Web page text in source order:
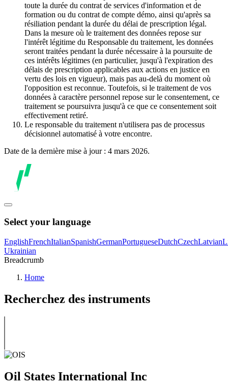
toute la durée du contrat de services d'information et de
formation ou du contrat de compte démo, ainsi qu'après sa
résiliation pendant la durée du délai de prescription légal.
Dans la mesure où le traitement des données repose sur
l'intérêt légitime du Responsable du traitement, les données
seront traitées pendant la durée nécessaire à la poursuite de
ces intérêts légitimes (en particulier, jusqu'à l'expiration des
délais de prescription applicables aux actions en justice en
vertu des lois en vigueur), mais pas au-delà du moment où
l'opposition est reconnue. Toutefois, si le traitement de vos
données à caractère personnel repose sur le consentement, ce
traitement se poursuivra jusqu'à ce que ce consentement soit
effectivement retiré.
Le responsable du traitement n'utilisera pas de processus
décisionnel automatisé à votre encontre.
Date de la dernière mise à jour : 4 mars 2026.
Select your language
EnglishFrenchItalianSpanishGermanPortugueseDutchCzechLatvian
Ukrainian
Breadcrumb
Home
Recherchez des instruments
Oil States International Inc